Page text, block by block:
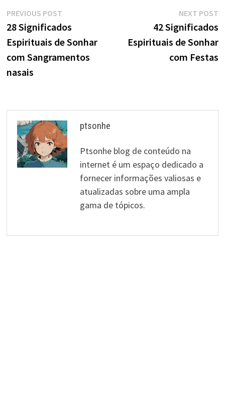
Navegação
de
artigos
PREVIOUS POSTPrevious
post:
28 Significados
Espirituais de Sonhar
com Sangramentos
nasais
NEXT POST
42 Significados
Espirituais de Sonhar
com Festas
ptsonhe
Ptsonhe blog de conteúdo na
internet é um espaço dedicado a
fornecer informações valiosas e
atualizadas sobre uma ampla
gama de tópicos.